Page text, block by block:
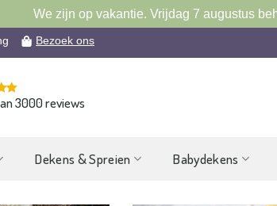
We zijn op vakantie. Vrijdag 7 augustus
Bezoek ons
3000 reviews
Dekens & Spreien Babydekens